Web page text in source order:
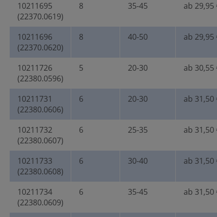
10211695
(22370.0619)
8 35-45 ab 29,95
10211696
(22370.0620)
8 40-50 ab 29,95
10211726
(22380.0596)
5 20-30 ab 30,55
10211731
(22380.0606)
6 20-30 ab 31,50
10211732
(22380.0607)
6 25-35 ab 31,50
10211733
(22380.0608)
6 30-40 ab 31,50
10211734
(22380.0609)
6 35-45 ab 31,50